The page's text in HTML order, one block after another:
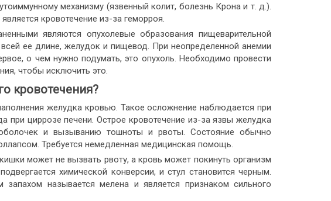
механизму (язвенный колит, болезнь Крона и т. д.).
кровотечение из-за геморроя.
являются опухолевые образования пищеварительной
ее длине, желудок и пищевод. При неопределенной анемии
о чем нужно подумать, это опухоль. Необходимо провести
чтобы исключить это.
кровотечения?
желудка кровью. Такое осложнение наблюдается при
при циррозе печени. Острое кровотечение из-за язвы желудка
и вызыванию тошноты и рвоты. Состояние обычно
Требуется немедленная медицинская помощь.
может не вызвать рвоту, а кровь может покинуть организм
химической конверсии, и стул становится черным.
называется мелена и является признаком сильного